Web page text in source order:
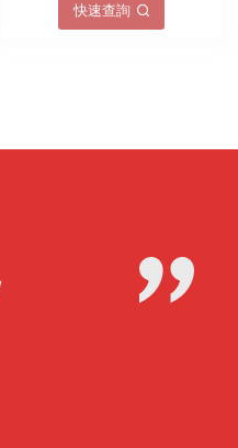
快速查詢